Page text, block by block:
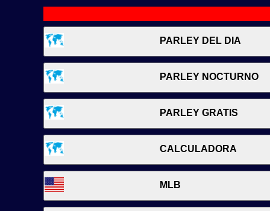
PARLEY DEL DIA
PARLEY NOCTURNO
PARLEY GRATIS
CALCULADORA
MLB